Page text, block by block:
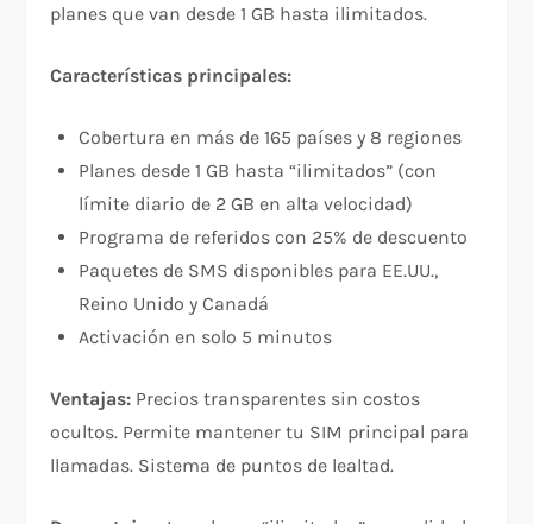
planes que van desde 1 GB hasta ilimitados.​
Características principales:
Cobertura en más de 165 países y 8 regiones​
Planes desde 1 GB hasta “ilimitados” (con
límite diario de 2 GB en alta velocidad)​
Programa de referidos con 25% de descuento​
Paquetes de SMS disponibles para EE.UU.,
Reino Unido y Canadá​
Activación en solo 5 minutos​
Ventajas: Precios transparentes sin costos
ocultos. Permite mantener tu SIM principal para
llamadas. Sistema de puntos de lealtad.​